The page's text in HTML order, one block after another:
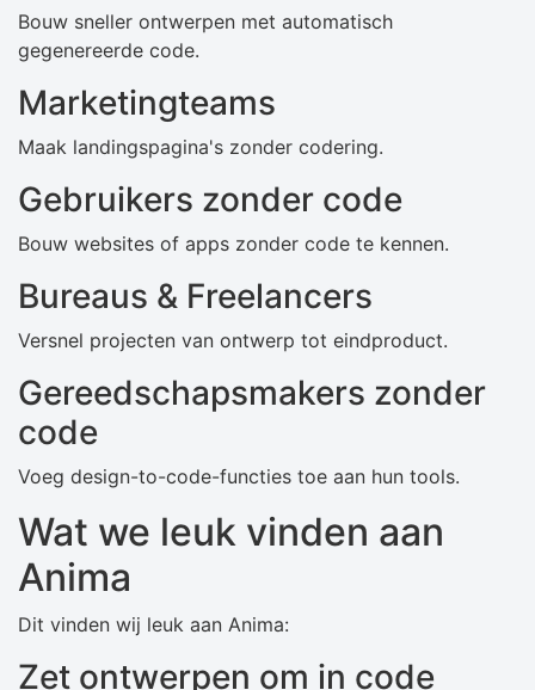
Bouw sneller ontwerpen met automatisch
gegenereerde code.
Marketingteams
Maak landingspagina's zonder codering.
Gebruikers zonder code
Bouw websites of apps zonder code te kennen.
Bureaus & Freelancers
Versnel projecten van ontwerp tot eindproduct.
Gereedschapsmakers zonder
code
Voeg design-to-code-functies toe aan hun tools.
Wat we leuk vinden aan
Anima
Dit vinden wij leuk aan Anima:
Zet ontwerpen om in code